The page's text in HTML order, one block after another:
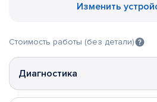
Изменить
Стоимость работы (без детали)
Диагностика